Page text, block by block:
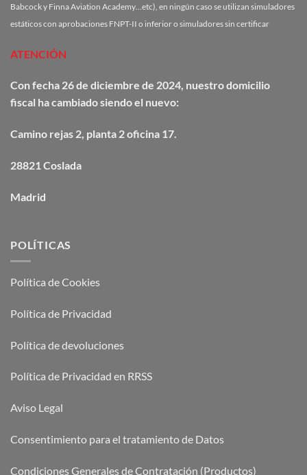
Babcock y Finna Aviation Academy…etc), en ningún caso se utilizan simuladores
estáticos con aprobaciones FNPT-II o inferior o simuladores sin certificar
ATENCIÓN
Con fecha 26 de diciembre de 2024, nuestro domicilio
fiscal ha cambiado siendo el nuevo:
Camino rejas 2, planta 2 oficina 17.
28821 Coslada
Madrid
POLÍTICAS
Política de Cookies
Política de Privacidad
Política de devoluciones
Política de Privacidad en RRSS
Aviso Legal
Consentimiento para el tratamiento de Datos
Condiciones Generales de Contratación (Productos)